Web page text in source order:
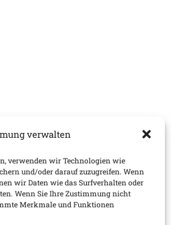
verwalten
verwenden wir Technologien wie
und/oder darauf zuzugreifen. Wenn
wir Daten wie das Surfverhalten oder
Wenn Sie Ihre Zustimmung nicht
Merkmale und Funktionen